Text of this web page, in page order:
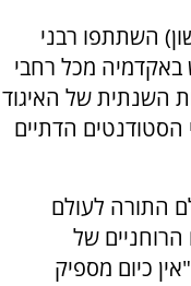
השתתפו רבני
באקדמיה מכל רחבי
השנתית של האיגוד
הסטודנטים הדתיים
התורה לעולם
של
כיום מספיק